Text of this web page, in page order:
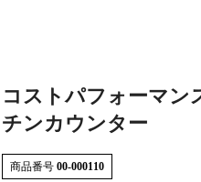
コストパフォーマン
チンカウンター
商品番号 00-000110